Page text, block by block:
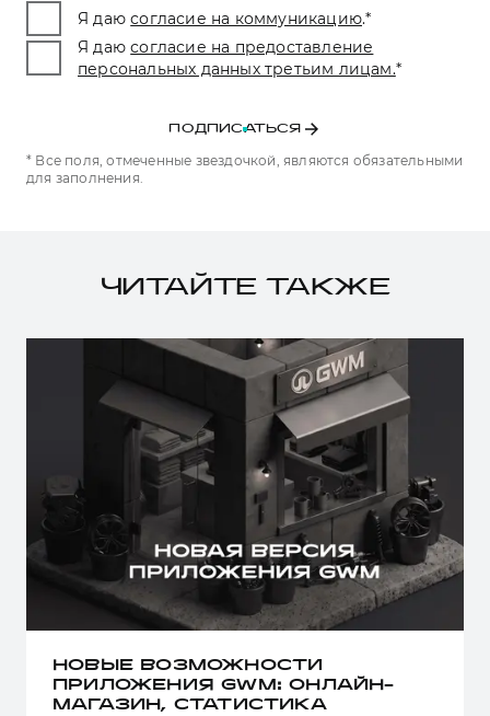
Я даю согласие на коммуникацию.*
Я даю согласие на предоставление
персональных данных третьим лицам.*
ПОДПИСАТЬСЯ
* Все поля, отмеченные звездочкой, являются обязательными
для заполнения.
ЧИТАЙТЕ ТАКЖЕ
НОВЫЕ ВОЗМОЖНОСТИ
ПРИЛОЖЕНИЯ GWM: ОНЛАЙН-
МАГАЗИН, СТАТИСТИКА